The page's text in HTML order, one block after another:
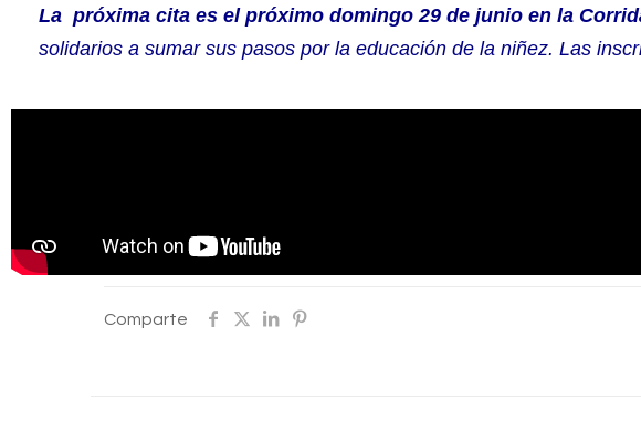
La próxima cita es el próximo domingo 29 de junio en la
solidarios a sumar sus pasos por la educación de la niñez. Las
Comparte